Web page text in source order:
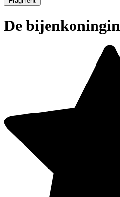
De bijenkoningin